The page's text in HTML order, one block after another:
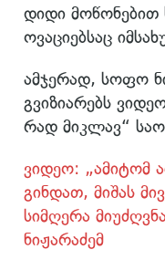
დიდი მოწონებით
ოვაციებსაც
ამჯერად, სოფო
გვიზიარებს
რად მიკლავ“
ვიდეო: „ამიტომ
გინდათ, მიშას
სიმღერა
ნიჟარაძემ